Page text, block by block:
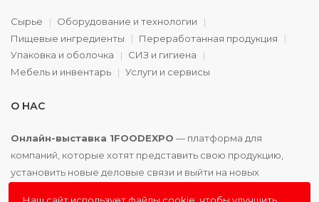
Сырье
Оборудование и технологии
Пищевые ингредиенты
Переработанная продукция
Упаковка и оболочка
СИЗ и гигиена
Мебель и инвентарь
Услуги и сервисы
О НАС
Онлайн-выставка 1FOODEXPO — платформа для
компаний, которые хотят представить свою продукцию,
установить новые деловые связи и выйти на новых